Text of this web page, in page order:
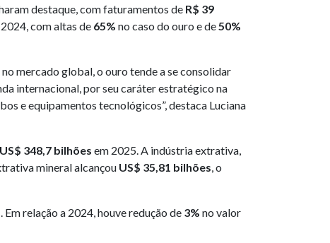
destaque, com faturamentos de R$ 39
com altas de 65% no caso do ouro e de50%
mercado global, o ouro tende a se consolidar
internacional, por seu caráter estratégico na
e equipamentos tecnológicos”, destaca Luciana
US$ 348,7 bilhões em 2025. A indústria extrativa,
mineral alcançou US$ 35,81 bilhões, o
. Em relação a 2024, houve redução de 3% no valor